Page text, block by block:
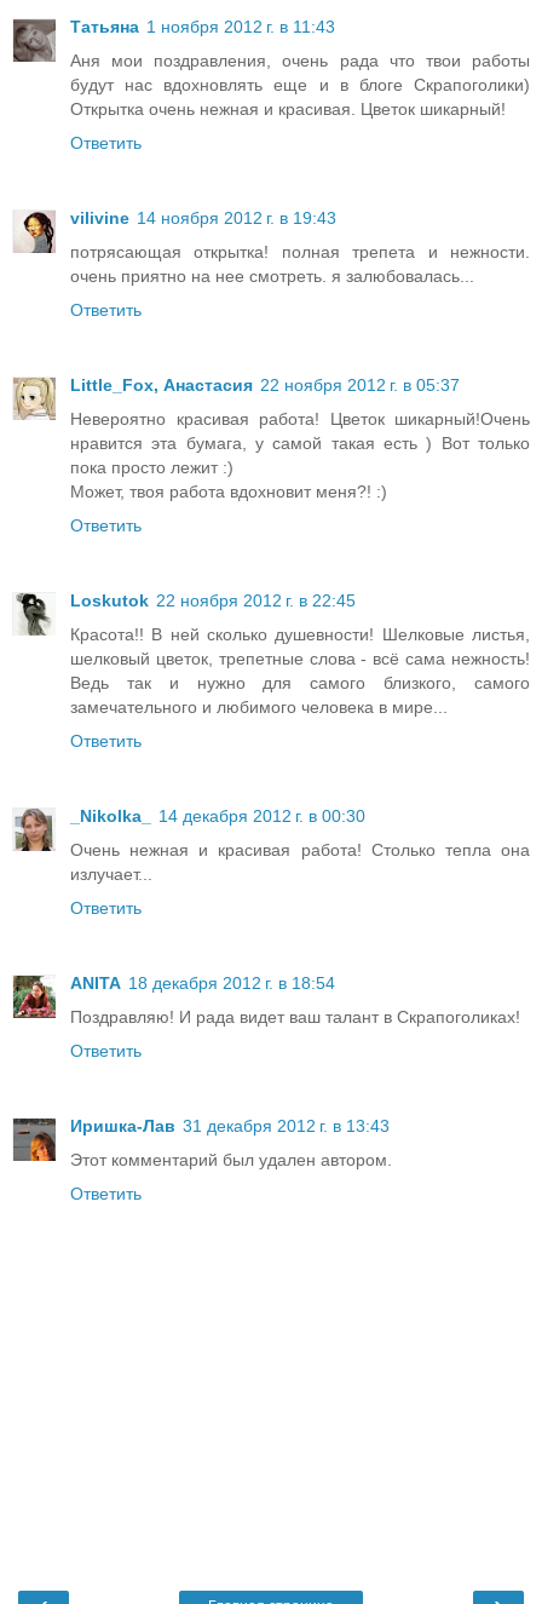
Татьяна 1 ноября 2012 г. в 11:43
Аня мои поздравления, очень рада что твои работы
будут нас вдохновлять еще и в блоге Скрапоголики)
Открытка очень нежная и красивая. Цветок шикарный!
Ответить
vilivine 14 ноября 2012 г. в 19:43
потрясающая открытка! полная трепета и нежности.
очень приятно на нее смотреть. я залюбовалась...
Ответить
Little_Fox, Анастасия 22 ноября 2012 г. в 05:37
Невероятно красивая работа! Цветок шикарный!Очень
нравится эта бумага, у самой такая есть ) Вот только
пока просто лежит :)
Может, твоя работа вдохновит меня?! :)
Ответить
Loskutok 22 ноября 2012 г. в 22:45
Красота!! В ней сколько душевности! Шелковые листья,
шелковый цветок, трепетные слова - всё сама нежность!
Ведь так и нужно для самого близкого, самого
замечательного и любимого человека в мире...
Ответить
_Nikolka_
14 декабря 2012 г. в 00:30
Очень нежная и красивая работа! Столько тепла она
излучает...
Ответить
ANITA 18 декабря 2012 г. в 18:54
Поздравляю! И рада видет ваш талант в Скрапоголиках!
Ответить
Иришка-Лав 31 декабря 2012 г. в 13:43
Этот комментарий был удален автором.
Ответить